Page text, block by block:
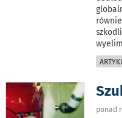
ponad